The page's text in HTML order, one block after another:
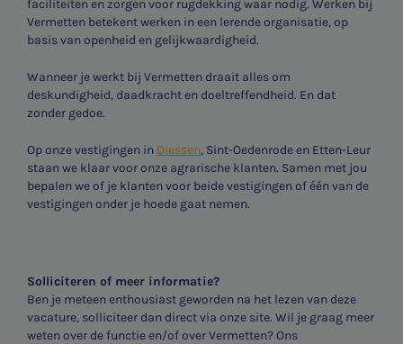
faciliteiten en zorgen voor rugdekking waar nodig. Werken bij
Vermetten betekent werken in een lerende organisatie, op
basis van openheid en gelijkwaardigheid.
Wanneer je werkt bij Vermetten draait alles om
deskundigheid, daadkracht en doeltreffendheid. En dat
zonder gedoe.
Op onze vestigingen in Diessen, Sint-Oedenrode en Etten-Leur
staan we klaar voor onze agrarische klanten. Samen met jou
bepalen we of je klanten voor beide vestigingen of één van de
vestigingen onder je hoede gaat nemen.
Solliciteren of meer informatie?
Ben je meteen enthousiast geworden na het lezen van deze
vacature, solliciteer dan direct via onze site. Wil je graag meer
weten over de functie en/of over Vermetten? Ons